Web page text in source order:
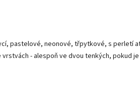
pastelové, neonové, třpytkové, s perletí
- alespoň ve dvou tenkých, pokud